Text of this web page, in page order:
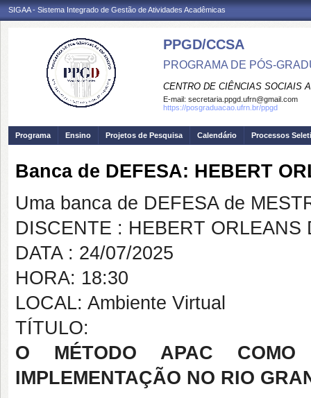
SIGAA - Sistema Integrado de Gestão de Atividades Acadêmicas
PPGD/CCSA
PROGRAMA DE PÓS-
CENTRO DE CIÊNCIAS SOCIAIS
E-mail: secretaria.ppgd.ufrn@gmail.com
https://posgraduacao.ufrn.br/ppgd
Programa Ensino Projetos de Pesquisa Calendário Processos
Banca de DEFESA: HEBERT
Uma banca de DEFESA de
DISCENTE : HEBERT ORLEANS
DATA : 24/07/2025
HORA: 18:30
LOCAL: Ambiente Virtual
TÍTULO:
O MÉTODO APAC COMO
IMPLEMENTAÇÃO NO RIO